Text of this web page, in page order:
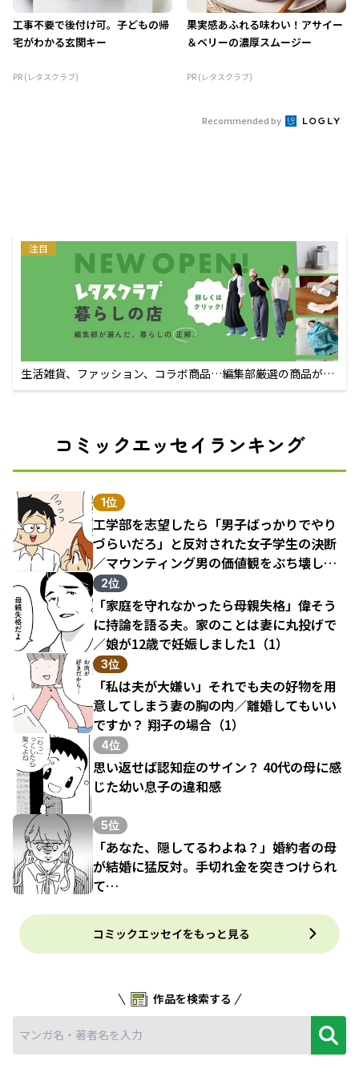
工事不要で後付け可。子どもの帰
宅がわかる玄関キー
PR (レタスクラブ)
果実感あふれる味わい！アサイー
＆ベリーの濃厚スムージー
PR (レタスクラブ)
Recommended by
注目
生活雑貨、ファッション、コラボ商品…編集部厳選の商品が買
えるECサイト
コミックエッセイランキング
1位
工学部を志望したら「男子ばっかりでやり
づらいだろ」と反対された女子学生の決断
／マウンティング男の価値観をぶち壊した
結果（1）
2位
「家庭を守れなかったら母親失格」偉そう
に持論を語る夫。家のことは妻に丸投げで
／娘が12歳で妊娠しました1（1）
3位
「私は夫が大嫌い」それでも夫の好物を用
意してしまう妻の胸の内／離婚してもいい
ですか？ 翔子の場合（1）
4位
思い返せば認知症のサイン？ 40代の母に感
じた幼い息子の違和感
5位
「あなた、隠してるわよね？」婚約者の母
が結婚に猛反対。手切れ金を突きつけられ
て…
コミックエッセイをもっと見る
作品を検索する